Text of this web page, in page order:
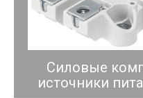
Силовые
источники